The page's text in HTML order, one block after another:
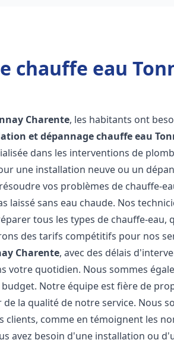
eau
Charente, les habitants ont
et dépannage chauffe eau
dans les interventions de
une installation neuve ou un
vos problèmes de chauffe-
laissé sans eau chaude. Nos
tous les types de chauffe-eau,
des tarifs compétitifs pour nos
Charente, avec des délais
votre quotidien. Nous sommes
Notre équipe est fière de
la qualité de notre service. Nous
clients, comme en témoignent les
avez besoin d'une installation ou